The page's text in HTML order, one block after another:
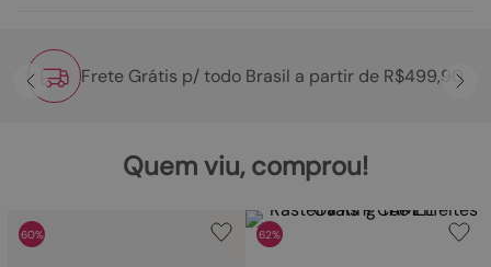
Frete Grátis p/ todo Brasil a partir de R$499,90
Quem viu, comprou!
60% 62%